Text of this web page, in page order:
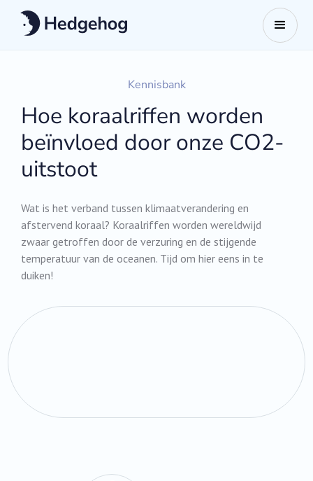
Kennisbank
Hoe koraalriffen worden
beïnvloed door onze CO2-
uitstoot
Wat is het verband tussen klimaatverandering en
afstervend koraal? Koraalriffen worden wereldwijd
zwaar getroffen door de verzuring en de stijgende
temperatuur van de oceanen. Tijd om hier eens in te
duiken!